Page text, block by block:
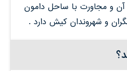
و مجاورت با ساحل دامون
و شهروندان کیش دارد .